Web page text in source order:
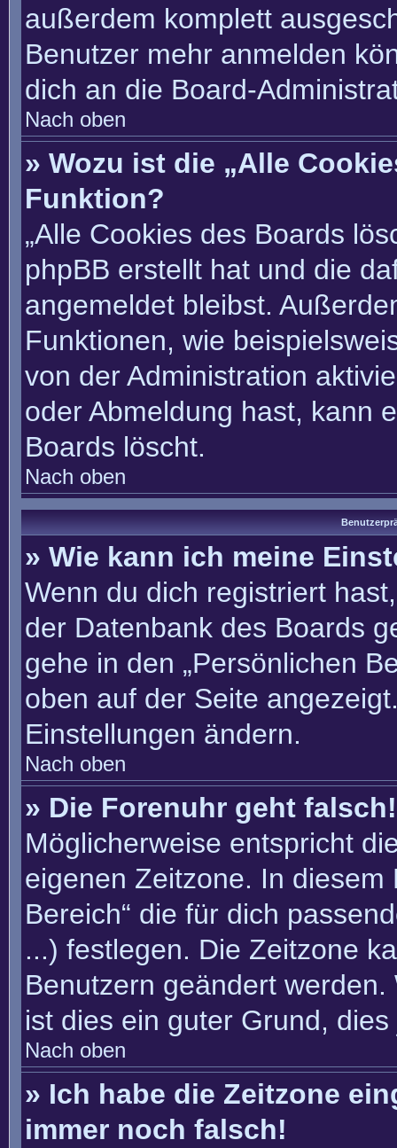
außerdem komplett
Benutzer mehr anmelden
dich an die Board-
Nach oben
» Wozu ist die „Alle
Funktion?
„Alle Cookies des Boards
phpBB erstellt hat und die
angemeldet bleibst.
Funktionen, wie
von der Administration
oder Abmeldung hast, kann
Boards löscht.
Nach oben
» Wie kann ich meine
Wenn du dich registriert
der Datenbank des Boards
gehe in den „Persönlichen
oben auf der Seite
Einstellungen ändern.
Nach oben
» Die Forenuhr geht falsch!
Möglicherweise entspricht
eigenen Zeitzone. In diesem
Bereich“ die für dich
...) festlegen. Die Zeitzone
Benutzern geändert
ist dies ein guter Grund,
Nach oben
» Ich habe die Zeitzone
immer noch falsch!